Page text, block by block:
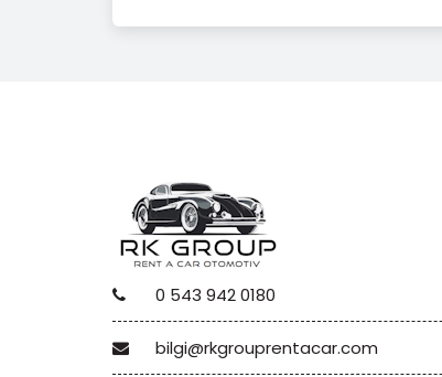
0 543 942 0180
bilgi@rkgrouprentacar.com